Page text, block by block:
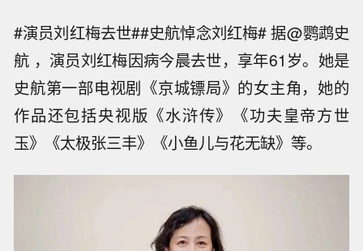
#演员刘红梅去世##史航悼念刘红梅# ​​据@鹦鹉史
航 ，演员刘红梅因病今晨去世，享年61岁。她是
史航第一部电视剧《京城镖局》的女主角，她的
作品还包括央视版《水浒传》《功夫皇帝方世
玉》《太极张三丰》《小鱼儿与花无缺》等。